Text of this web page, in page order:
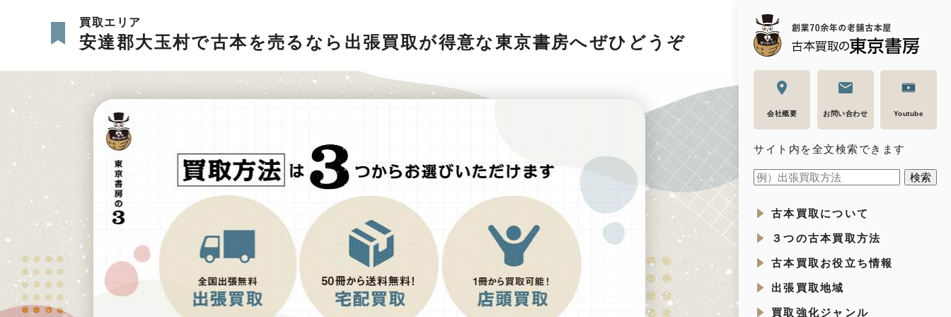
会社概要 お問い合わせ Youtube
サイト内を全文検索できます
古本買取について
３つの古本買取方法
古本買取お役立ち情報
出張買取地域
買取強化ジャンル
買取エリア
安達郡大玉村で古本を売るなら出張買取が得意な東京書房へぜひどうぞ